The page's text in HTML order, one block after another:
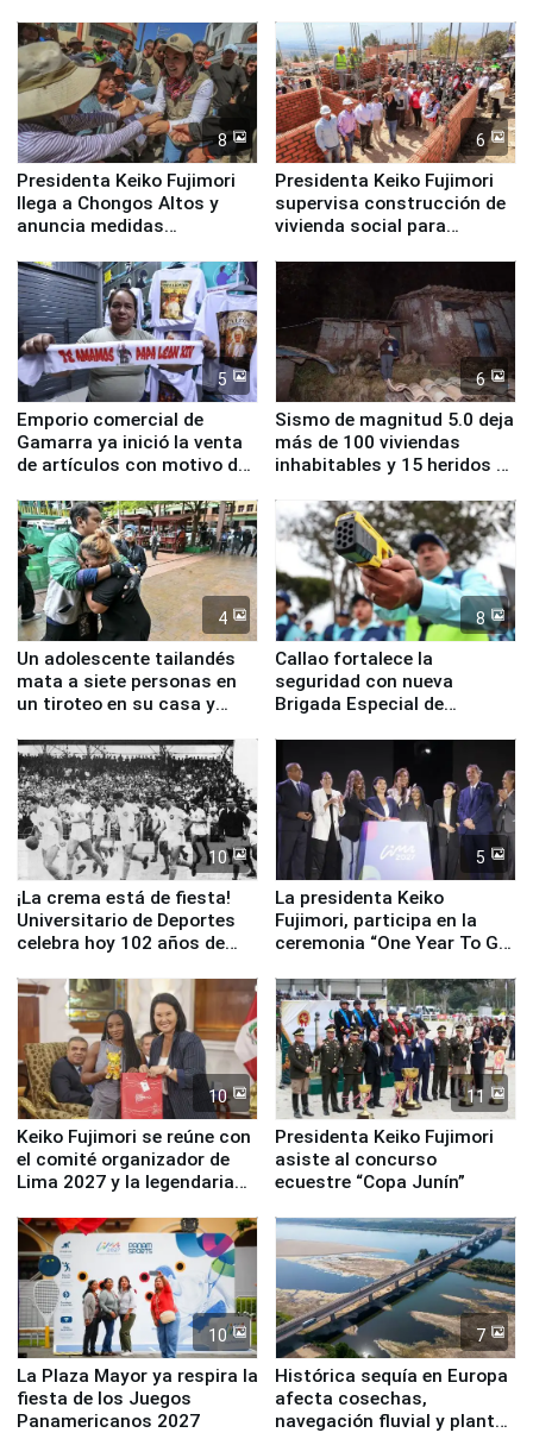
8
Presidenta Keiko Fujimori
llega a Chongos Altos y
anuncia medidas
educación, salud y empleo
6
Presidenta Keiko Fujimori
supervisa construcción de
vivienda social para
5
Emporio comercial de
Gamarra ya inició la venta
de artículos con motivo de
6
Sismo de magnitud 5.0 deja
más de 100 viviendas
inhabitables y 15 heridos en
4
Un adolescente tailandés
mata a siete personas en
un tiroteo en su casa y
8
Callao fortalece la
seguridad con nueva
Brigada Especial de
equipamiento para
Serenazgo
10
¡La crema está de fiesta!
Universitario de Deportes
celebra hoy 102 años de
5
La presidenta Keiko
Fujimori, participa en la
ceremonia “One Year To Go
10
Keiko Fujimori se reúne con
el comité organizador de
Lima 2027 y la legendaria
11
Presidenta Keiko Fujimori
asiste al concurso
ecuestre “Copa Junín”
10
La Plaza Mayor ya respira la
fiesta de los Juegos
Panamericanos 2027
7
Histórica sequía en Europa
afecta cosechas,
navegación fluvial y plantas